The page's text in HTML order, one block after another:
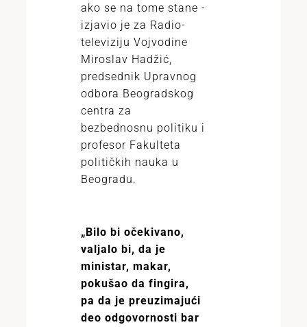
ako se na tome stane -
izjavio je za Radio-
televiziju Vojvodine
Miroslav Hadžić,
predsednik Upravnog
odbora Beogradskog
centra za
bezbednosnu politiku i
profesor Fakulteta
političkih nauka u
Beogradu.
„Bilo bi očekivano,
valjalo bi, da je
ministar, makar,
pokušao da fingira,
pa da je preuzimajući
deo odgovornosti bar